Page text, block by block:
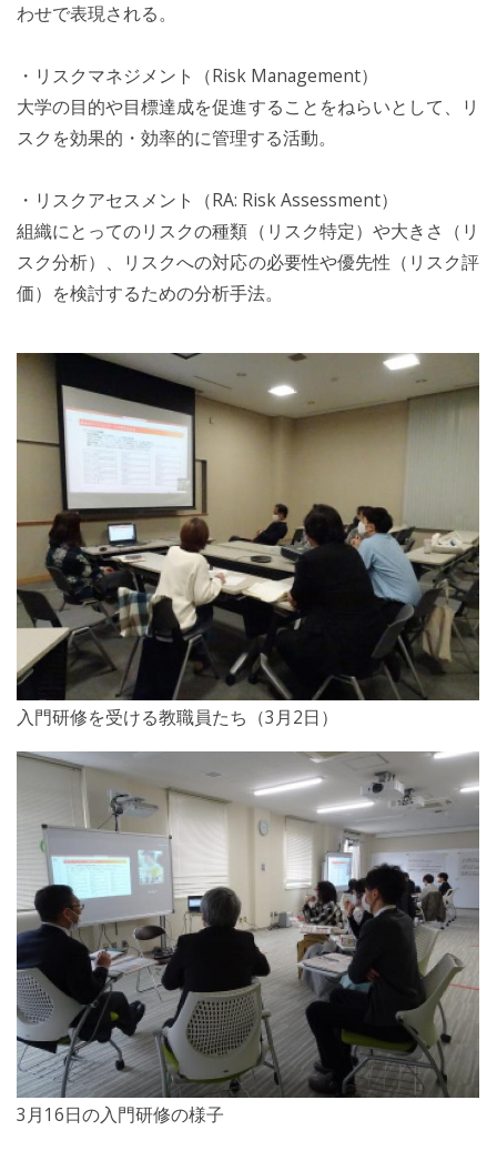
わせで表現される。
・リスクマネジメント（Risk Management）
大学の目的や目標達成を促進することをねらいとして、リ
スクを効果的・効率的に管理する活動。
・リスクアセスメント（RA: Risk Assessment）
組織にとってのリスクの種類（リスク特定）や大きさ（リ
スク分析）、リスクへの対応の必要性や優先性（リスク評
価）を検討するための分析手法。
入門研修を受ける教職員たち（3月2日）
3月16日の入門研修の様子